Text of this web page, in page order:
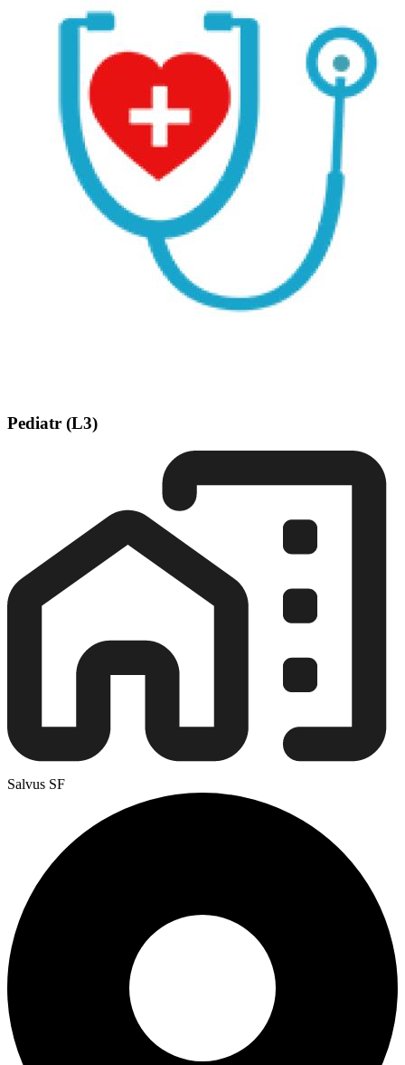
Pediatr (L3)
Salvus SF